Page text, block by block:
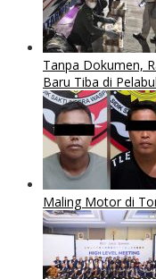
Tanpa Dokumen,
Baru Tiba di
Maling Motor di